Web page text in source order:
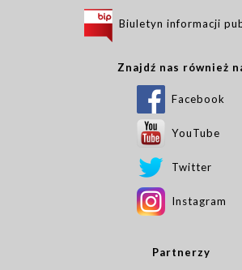
Biuletyn informacji
Znajdź nas również
Facebook
YouTube
Twitter
Instagram
Partnerzy